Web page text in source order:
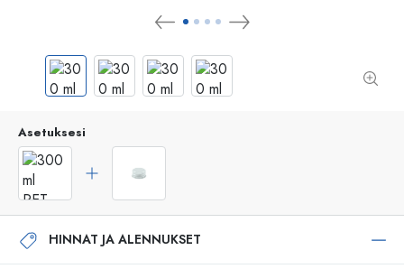
Asetuksesi
HINNAT JA ALENNUKSET